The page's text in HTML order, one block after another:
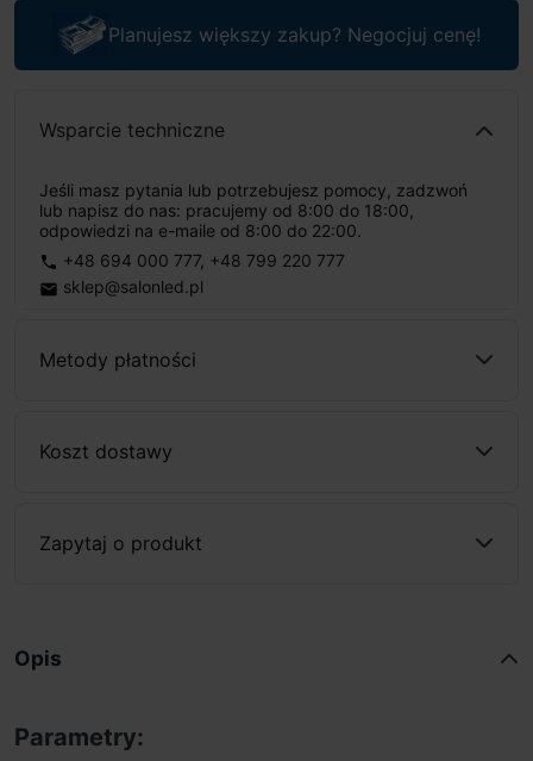
Planujesz większy zakup? Negocjuj cenę!
Wsparcie techniczne
Jeśli masz pytania lub potrzebujesz pomocy, zadzwoń
lub napisz do nas: pracujemy od 8:00 do 18:00,
odpowiedzi na e-maile od 8:00 do 22:00.
phone +48 694 000 777, +48 799 220 777
email sklep@salonled.pl
Metody płatności
Koszt dostawy
Zapytaj o produkt
Opis
Parametry: